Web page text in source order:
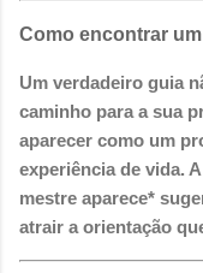
Como encontrar
Um verdadeiro guia
caminho para a sua
aparecer como um
experiência de vida.
mestre aparece*
atrair a orientação